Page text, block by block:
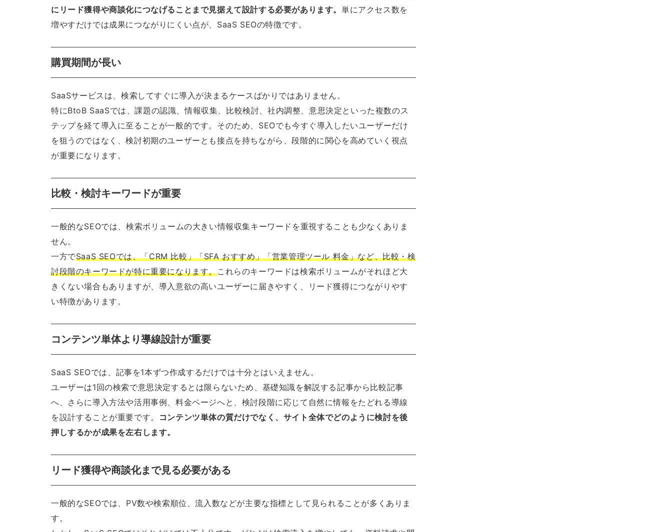
にリード獲得や商談化につなげることまで見据えて設計する必要があります。単にアクセス数を
増やすだけでは成果につながりにくい点が、SaaS SEOの特徴です。
購買期間が長い
SaaSサービスは、検索してすぐに導入が決まるケースばかりではありません。
特にBtoB SaaSでは、課題の認識、情報収集、比較検討、社内調整、意思決定といった複数のス
テップを経て導入に至ることが一般的です。そのため、SEOでも今すぐ導入したいユーザーだけ
を狙うのではなく、検討初期のユーザーとも接点を持ちながら、段階的に関心を高めていく視点
が重要になります。
比較・検討キーワードが重要
一般的なSEOでは、検索ボリュームの大きい情報収集キーワードを重視することも少なくありま
せん。
一方でSaaS SEOでは、「CRM 比較」「SFA おすすめ」「営業管理ツール 料金」など、比較・検
討段階のキーワードが特に重要になります。これらのキーワードは検索ボリュームがそれほど大
きくない場合もありますが、導入意欲の高いユーザーに届きやすく、リード獲得につながりやす
い特徴があります。
コンテンツ単体より導線設計が重要
SaaS SEOでは、記事を1本ずつ作成するだけでは十分とはいえません。
ユーザーは1回の検索で意思決定するとは限らないため、基礎知識を解説する記事から比較記事
へ、さらに導入方法や活用事例、料金ページへと、検討段階に応じて自然に情報をたどれる導線
を設計することが重要です。
コンテンツ単体の質だけでなく、サイト全体でどのように検討を後
押しするかが成果を左右します。
リード獲得や商談化まで見る必要がある
一般的なSEOでは、PV数や検索順位、流入数などが主要な指標として見られることが多くありま
す。